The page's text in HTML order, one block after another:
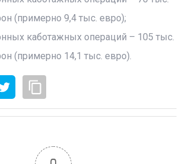
(примерно 9,4 тыс. евро);
каботажных операций – 105 тыс.
(примерно 14,1 тыс. евро).